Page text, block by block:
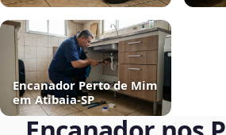
Encanador Perto de Mim
em Atibaia‑SP